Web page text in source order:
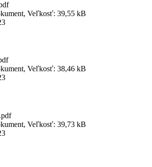
Veľkosť: 39,55 kB
Veľkosť: 38,46 kB
Veľkosť: 39,73 kB